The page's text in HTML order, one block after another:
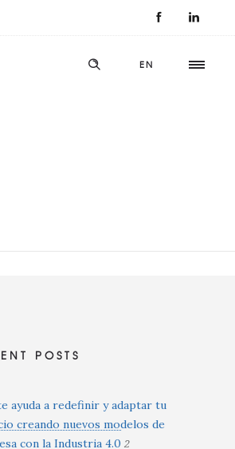
EN
POSTS
ayuda a redefinir y adaptar tu
creando nuevos modelos de
con la Industria 4.0 2